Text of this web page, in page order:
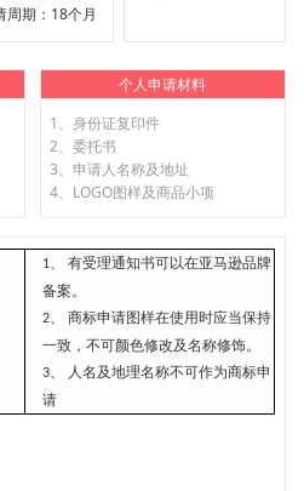
周期：18个月
个人申请材料
1、身份证复印件
2、委托书
3、申请人名称及地址
4、LOGO图样及商品小项
1、 有受理通知书可以在亚马逊品牌
备案。
2、 商标申请图样在使用时应当保持
一致，不可颜色修改及名称修饰。
3、
人名及地理名称不可作为商标申
请